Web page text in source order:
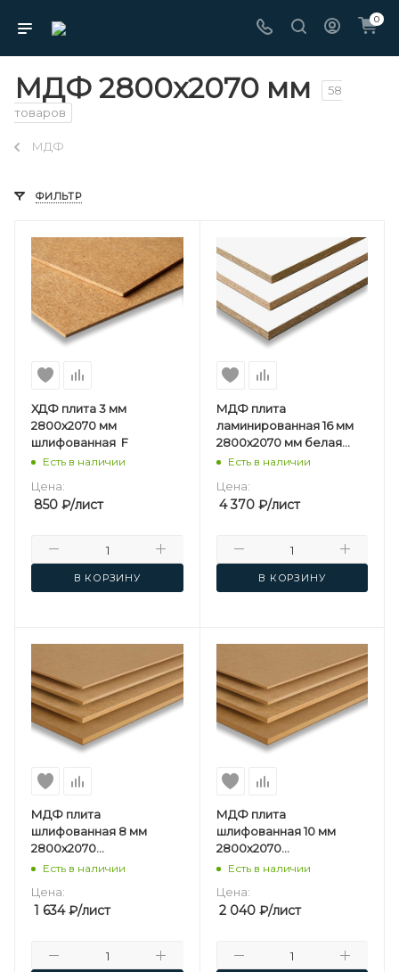
0
МДФ 2800х2070 мм
58
товаров
МДФ
ФИЛЬТР
ХДФ плита 3 мм
2800х2070 мм
шлифованная F
Есть в наличии
Цена:
850 ₽/лист
В КОРЗИНУ
МДФ плита
ламинированная 16 мм
2800х2070 мм белая
односторонняя
Есть в наличии
Цена:
4 370₽/лист
В КОРЗИНУ
МДФ плита
шлифованная 8 мм
2800х2070
мм Kastamonu F
Есть в наличии
Цена:
1 634₽/лист
МДФ плита
шлифованная 10 мм
2800х2070
мм Kastamonu F
Есть в наличии
Цена:
2 040₽/лист